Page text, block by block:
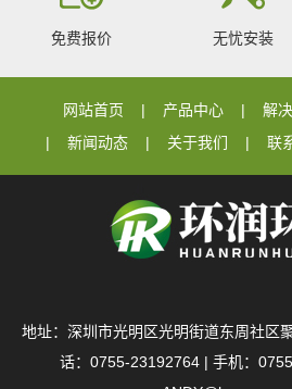
免费报价 无忧安装
网站首页 产品中心 解
新闻动态
关于我们 联
地址：深圳市光明区光明街道东周社区
话：0755-23192764 | 手机：